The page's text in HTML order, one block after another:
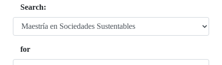
Search:
for